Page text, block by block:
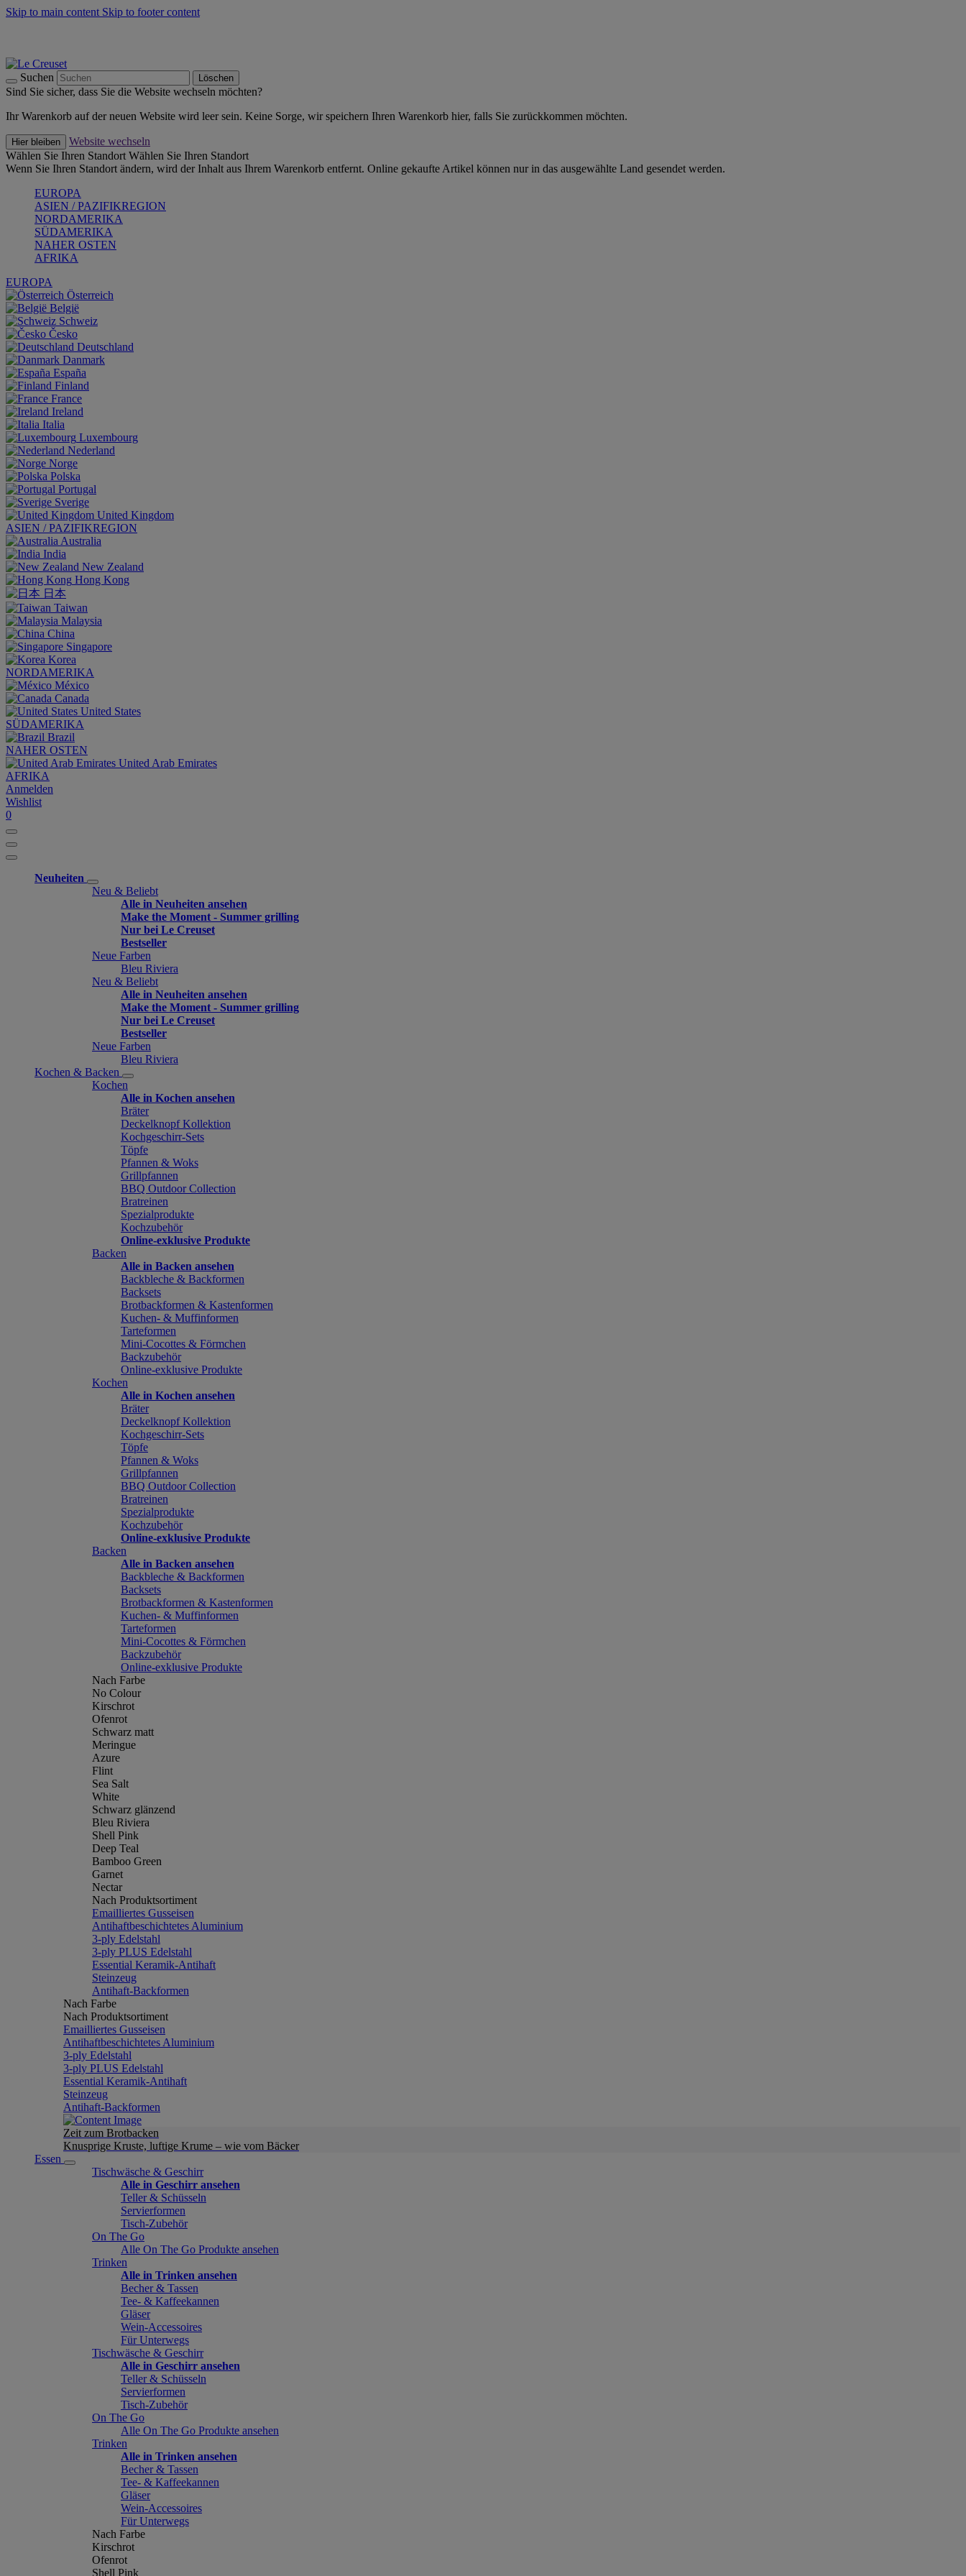
Skip to main content Skip to footer content
Suchen Löschen
Sind Sie sicher, dass Sie die Website wechseln möchten?
Ihr Warenkorb auf der neuen Website wird leer sein. Keine Sorge, wir speichern Ihren Warenkorb hier, falls Sie zurückkommen möchten.
Hier bleiben
Website wechseln
Wählen Sie Ihren Standort Wählen Sie Ihren Standort
Wenn Sie Ihren Standort ändern, wird der Inhalt aus Ihrem Warenkorb entfernt. Online gekaufte Artikel können nur in das ausgewählte Land gesendet werden.
EUROPA
ASIEN / PAZIFIKREGION
NORDAMERIKA
SÜDAMERIKA
NAHER OSTEN
AFRIKA
EUROPA
Österreich
België
Schweiz
Česko
Deutschland
Danmark
España
Finland
France
Ireland
Italia
Luxembourg
Nederland
Norge
Polska
Portugal
Sverige
United Kingdom
ASIEN / PAZIFIKREGION
Australia
India
New Zealand
Hong Kong
日本
Taiwan
Malaysia
China
Singapore
Korea
NORDAMERIKA
México
Canada
United States
SÜDAMERIKA
Brazil
NAHER OSTEN
United Arab Emirates
AFRIKA
Anmelden
Wishlist
0
Neuheiten
Neu & Beliebt
Alle in Neuheiten ansehen
Make the Moment - Summer grilling
Nur bei Le Creuset
Bestseller
Neue Farben
Bleu Riviera
Neu & Beliebt
Alle in Neuheiten ansehen
Make the Moment - Summer grilling
Nur bei Le Creuset
Bestseller
Neue Farben
Bleu Riviera
Kochen & Backen
Kochen
Alle in Kochen ansehen
Bräter
Deckelknopf Kollektion
Kochgeschirr-Sets
Töpfe
Pfannen & Woks
Grillpfannen
BBQ Outdoor Collection
Bratreinen
Spezialprodukte
Kochzubehör
Online-exklusive Produkte
Backen
Alle in Backen ansehen
Backbleche & Backformen
Backsets
Brotbackformen & Kastenformen
Kuchen- & Muffinformen
Tarteformen
Mini-Cocottes & Förmchen
Backzubehör
Online-exklusive Produkte
Kochen
Alle in Kochen ansehen
Bräter
Deckelknopf Kollektion
Kochgeschirr-Sets
Töpfe
Pfannen & Woks
Grillpfannen
BBQ Outdoor Collection
Bratreinen
Spezialprodukte
Kochzubehör
Online-exklusive Produkte
Backen
Alle in Backen ansehen
Backbleche & Backformen
Backsets
Brotbackformen & Kastenformen
Kuchen- & Muffinformen
Tarteformen
Mini-Cocottes & Förmchen
Backzubehör
Online-exklusive Produkte
Nach Farbe
No Colour
Kirschrot
Ofenrot
Schwarz matt
Meringue
Azure
Flint
Sea Salt
White
Schwarz glänzend
Bleu Riviera
Shell Pink
Deep Teal
Bamboo Green
Garnet
Nectar
Nach Produktsortiment
Emailliertes Gusseisen
Antihaftbeschichtetes Aluminium
3-ply Edelstahl
3-ply PLUS Edelstahl
Essential Keramik-Antihaft
Steinzeug
Antihaft-Backformen
Nach Farbe
Nach Produktsortiment
Emailliertes Gusseisen
Antihaftbeschichtetes Aluminium
3-ply Edelstahl
3-ply PLUS Edelstahl
Essential Keramik-Antihaft
Steinzeug
Antihaft-Backformen
Zeit zum Brotbacken
Knusprige Kruste, luftige Krume – wie vom Bäcker
Essen
Tischwäsche & Geschirr
Alle in Geschirr ansehen
Teller & Schüsseln
Servierformen
Tisch-Zubehör
On The Go
Alle On The Go Produkte ansehen
Trinken
Alle in Trinken ansehen
Becher & Tassen
Tee- & Kaffeekannen
Gläser
Wein-Accessoires
Für Unterwegs
Tischwäsche & Geschirr
Alle in Geschirr ansehen
Teller & Schüsseln
Servierformen
Tisch-Zubehör
On The Go
Alle On The Go Produkte ansehen
Trinken
Alle in Trinken ansehen
Becher & Tassen
Tee- & Kaffeekannen
Gläser
Wein-Accessoires
Für Unterwegs
Nach Farbe
Kirschrot
Ofenrot
Shell Pink